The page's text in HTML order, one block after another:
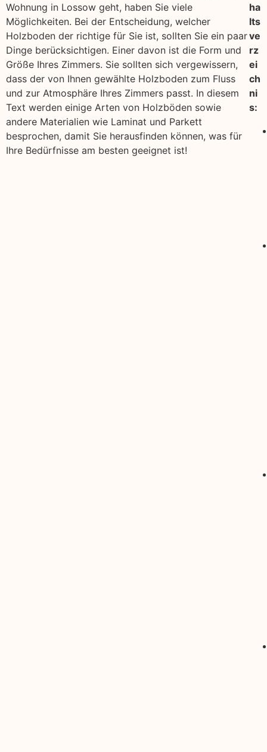
Wohnung in Lossow geht, haben Sie viele
Möglichkeiten. Bei der Entscheidung, welcher
Holzboden der richtige für Sie ist, sollten Sie ein paar
Dinge berücksichtigen. Einer davon ist die Form und
Größe Ihres Zimmers. Sie sollten sich vergewissern,
dass der von Ihnen gewählte Holzboden zum Fluss
und zur Atmosphäre Ihres Zimmers passt. In diesem
Text werden einige Arten von Holzböden sowie
andere Materialien wie Laminat und Parkett
besprochen, damit Sie herausfinden können, was für
Ihre Bedürfnisse am besten geeignet ist!
ha
lts
ve
rz
ei
ch
ni
s: